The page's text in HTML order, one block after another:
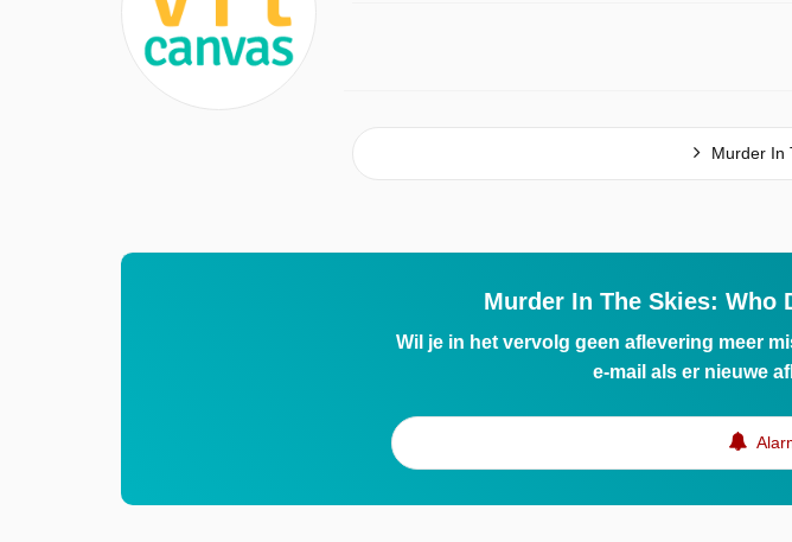
Murder In
Murder In The Skies: Who
Wil je in het vervolg geen aflevering meer
e-mail als er nieuwe